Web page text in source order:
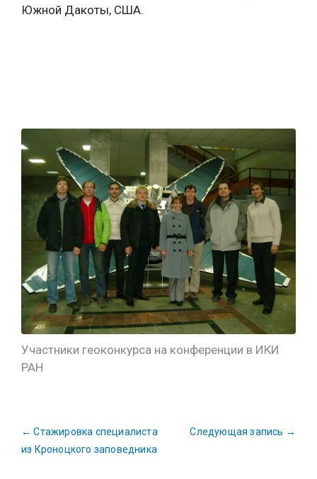
Южной Дакоты, США.
Участники геоконкурса на конференции в ИКИ
РАН
← Стажировка специалиста
из Кроноцкого заповедника
Следующая запись →